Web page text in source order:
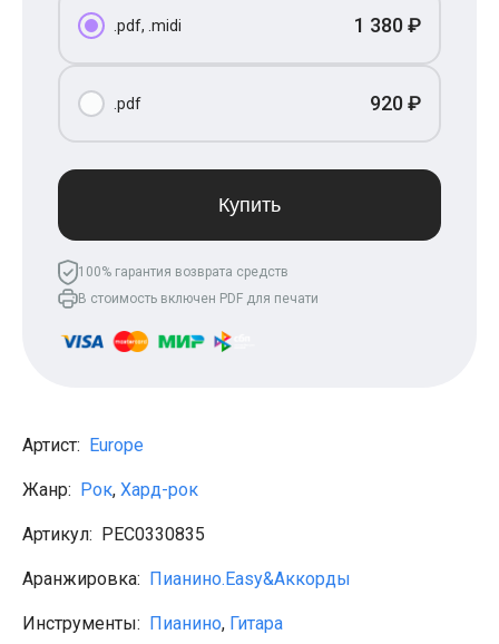
Тима Белорусских
BEARWOLF
Олег Газманов
Юрий Шатунов
МакSим
Владимир Пресняков
Мари Краймбрери
Лариса Долина
Саундтреки
Аккорды для начинающих
Алёна Швец
ДДТ
Земфира
Сплин
Агата Кристи
Чиж
KSB
.pdf, .midi 1 380 ₽
.pdf 920 ₽
Купить
100% гарантия возврата средств
В стоимость включен PDF для печати
Артист: Europe
Жанр: Рок, Хард-рок
Артикул: PEС0330835
Аранжировка: Пианино.Easy&Аккорды
Инструменты: Пианино, Гитара